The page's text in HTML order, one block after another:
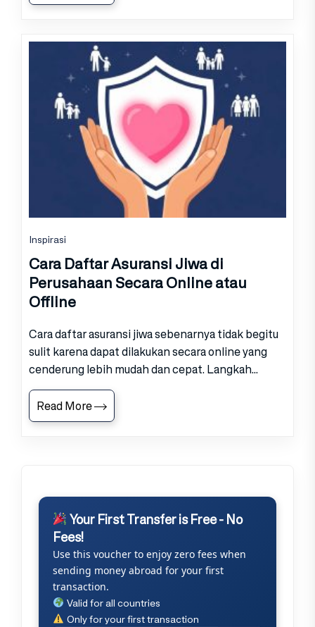
Inspirasi
Cara Daftar Asuransi Jiwa di
Perusahaan Secara Online atau
Offline
Cara daftar asuransi jiwa sebenarnya tidak begitu
sulit karena dapat dilakukan secara online yang
cenderung lebih mudah dan cepat. Langkah...
Read More
Your First Transfer is Free - No
Fees!
Use this voucher to enjoy zero fees when
sending money abroad for your first
transaction.
Valid for all countries
Only for your first transaction